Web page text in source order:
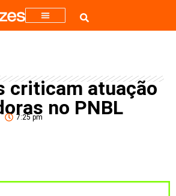
criticam atuação
no PNBL
7:25 pm